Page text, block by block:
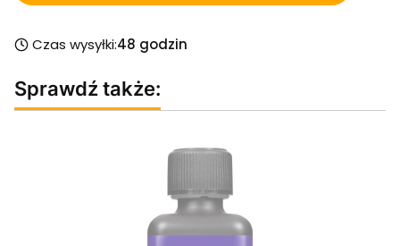
Czas wysyłki:48 godzin
Sprawdź także: